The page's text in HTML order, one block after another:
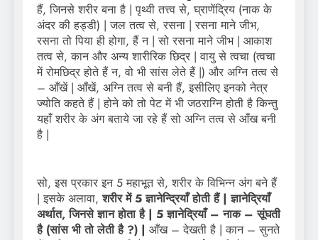
हैं, जिनसे शरीर बना है | पृथ्वी तत्त्व से, घ्राणेंद्रिय (नाक के
अंदर की हड्डी) | जल तत्व से, रसना | रसना माने जीभ,
रसना तो पिया ही होगा, हैं न | सो रसना माने जीभ | आकाश
तत्व से, कान और अन्य शारीरिक छिद्र | वायु से त्वचा (त्वचा
में रोमछिद्र होते हैं न, वो भी सांस लेते हैं |) और अग्नि तत्व से
– आँखें | आँखें, अग्नि तत्व से बनी हैं, इसीलिए इनको नेत्र
ज्योति कहते हैं | होने को तो पेट में भी जठराग्नि होती है किन्तु
यहाँ शरीर के अंग बताये जा रहे हैं सो अग्नि तत्व से आँख बनी
है |
सो, इस प्रकार इन 5 महाभूत से, शरीर के विभिन्न अंग बने हैं
| इसके अलावा,शरीर में 5 ज्ञानेन्द्रियाँ होती हैं | ज्ञानेद्रियाँ
अर्थात, जिनसे ज्ञान होता है | 5 ज्ञानेद्रियाँ – नाक – सूंघती
है (सांस भी तो लेती है ?) | आँख – देखती है | कान – सुनते